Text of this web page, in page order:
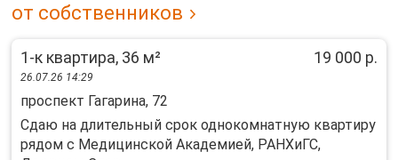
от собственников
1-к квартира, 36 м² 19 000 р.
26.07.26 14:29
проспект Гагарина, 72
Сдаю на длительный срок однокомнатную квартиру
рядом с Медицинской Академией, РАНХиГС,